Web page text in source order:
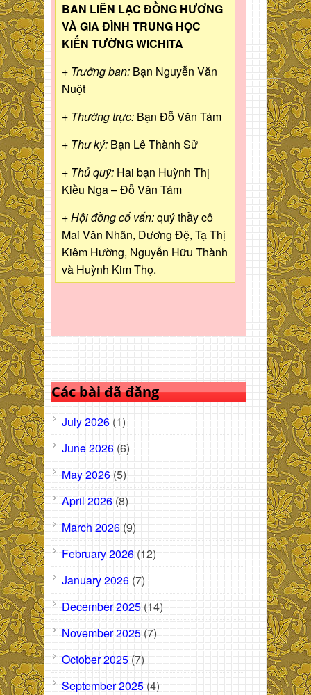
BAN LIÊN LẠC ĐỒNG HƯƠNG
VÀ GIA ĐÌNH TRUNG HỌC
KIẾN TƯỜNG WICHITA
+ Trưởng ban: Bạn Nguyễn Văn
Nuột
+ Thường trực: Bạn Đỗ Văn Tám
+ Thư ký: Bạn Lê Thành Sử
+ Thủ quỹ: Hai bạn Huỳnh Thị
Kiều Nga – Đỗ Văn Tám
+ Hội đồng cố vấn:quý thầy cô
Mai Văn Nhãn, Dương Đệ, Tạ Thị
Kiêm Hường, Nguyễn Hữu Thành
và Huỳnh Kim Thọ.
Các bài đã đăng
July 2026 (1)
June 2026 (6)
May 2026 (5)
April 2026 (8)
March 2026 (9)
February 2026 (12)
January 2026 (7)
December 2025 (14)
November 2025 (7)
October 2025 (7)
September 2025 (4)